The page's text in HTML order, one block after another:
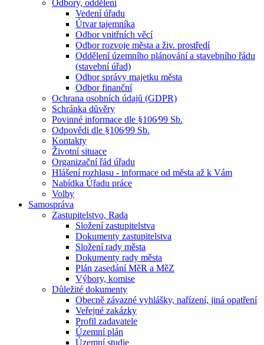
Odbory, oddělení
Vedení úřadu
Útvar tajemníka
Odbor vnitřních věcí
Odbor rozvoje města a živ. prostředí
Oddělení územního plánování a stavebního řádu
(stavební úřad)
Odbor správy majetku města
Odbor finanční
Ochrana osobních údajů (GDPR)
Schránka důvěry
Povinné informace dle §106⁄99 Sb.
Odpovědi dle §106⁄99 Sb.
Kontakty
Životní situace
Organizační řád úřadu
Hlášení rozhlasu - informace od města až k Vám
Nabídka Úřadu práce
Volby
Samospráva
Zastupitelstvo, Rada
Složení zastupitelstva
Dokumenty zastupitelstva
Složení rady města
Dokumenty rady města
Plán zasedání MěR a MěZ
Výbory, komise
Důležité dokumenty
Obecně závazné vyhlášky, nařízení, jiná opatření
Veřejné zakázky
Profil zadavatele
Územní plán
Územní studie